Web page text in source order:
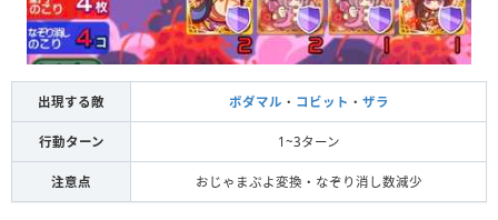
出現する敵 ボダマル ・ コビット ・ ザラ
行動ターン 1~3ターン
注意点 おじゃまぷよ変換・なぞり消し数減少